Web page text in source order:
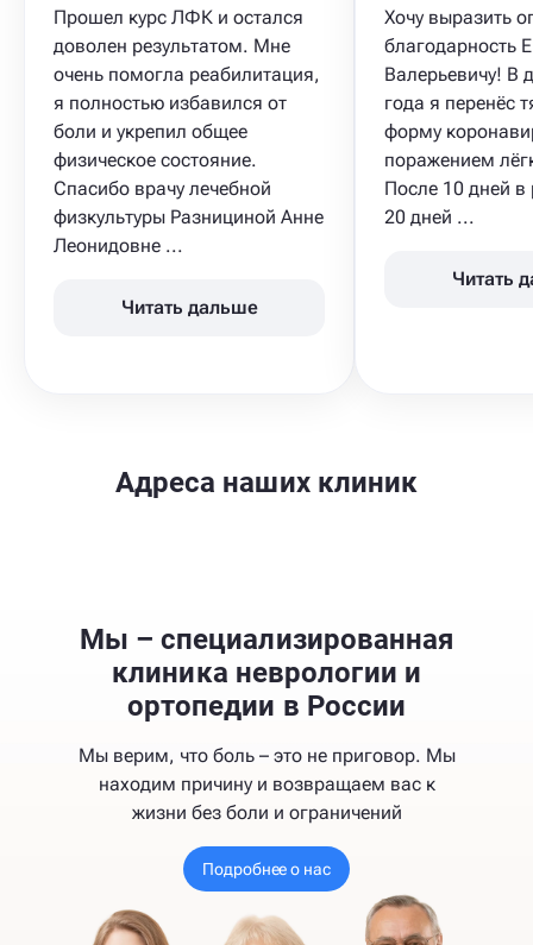
Прошел курс ЛФК и остался
доволен результатом. Мне
очень помогла реабилитация,
я полностью избавился от
боли и укрепил общее
физическое состояние.
Спасибо врачу лечебной
физкультуры Разнициной Анне
Леонидовне ...
Читать дальше
Хочу выразить
благодарность
Валерьевичу! В
года я перенёс
форму
поражением
После 10 дней
20 дней ...
Читать
Адреса наших клиник
Мы – специализированная
клиника неврологии и
ортопедии в России
Мы верим, что боль – это не приговор. Мы
находим причину и возвращаем вас к
жизни без боли и ограничений
Подробнее о нас